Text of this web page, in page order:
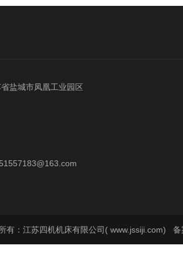
盐城市凤凰工业园区
有：江苏四机机床有限公司( www.jssiji.com) 备